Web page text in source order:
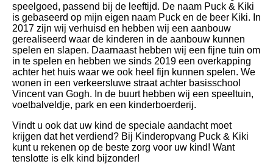
speelgoed, passend bij de leeftijd. De naam Puck & Kiki
is gebaseerd op mijn eigen naam Puck en de beer Kiki. In
2017 zijn wij verhuisd en hebben wij een aanbouw
gerealiseerd waar de kinderen in de aanbouw kunnen
spelen en slapen. Daarnaast hebben wij een fijne tuin om
in te spelen en hebben we sinds 2019 een overkapping
achter het huis waar we ook heel fijn kunnen spelen. We
wonen in een verkeersluwe straat achter basisschool
Vincent van Gogh. In de buurt hebben wij een speeltuin,
voetbalveldje, park en een kinderboerderij.
Vindt u ook dat uw kind de speciale aandacht moet
krijgen dat het verdiend? Bij Kinderopvang Puck & Kiki
kunt u rekenen op de beste zorg voor uw kind! Want
tenslotte is elk kind bijzonder!